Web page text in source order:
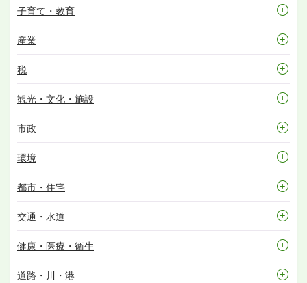
子育て・教育
産業
税
観光・文化・施設
市政
環境
都市・住宅
交通・水道
健康・医療・衛生
道路・川・港